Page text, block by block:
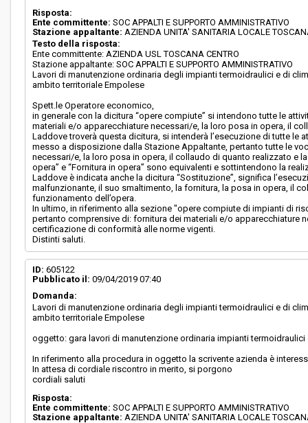
Risposta:
Ente committente: SOC APPALTI E SUPPORTO AMMINISTRATIVO
Stazione appaltante: AZIENDA UNITA' SANITARIA LOCALE
Testo della risposta:
Ente committente: AZIENDA USL TOSCANA CENTRO
Stazione appaltante: SOC APPALTI E SUPPORTO AMMINISTRATIVO
Lavori di manutenzione ordinaria degli impianti termoidraulici e di
ambito territoriale Empolese
Spett.le Operatore economico,
in generale con la dicitura “opere compiute” si intendono tutte le
materiali e/o apparecchiature necessari/e, la loro posa in opera, il
Laddove troverà questa dicitura, si intenderà l’esecuzione di tutte le
messo a disposizione dalla Stazione Appaltante, pertanto tutte le
necessari/e, la loro posa in opera, il collaudo di quanto realizzato e
opera” e “Fornitura in opera” sono equivalenti e sottintendono la
Laddove è indicata anche la dicitura “Sostituzione”, significa
malfunzionante, il suo smaltimento, la fornitura, la posa in opera, il
funzionamento dell’opera.
In ultimo, in riferimento alla sezione "opere compiute di impianti di
pertanto comprensive di: fornitura dei materiali e/o apparecchiature
certificazione di conformità alle norme vigenti.
Distinti saluti.
ID: 605122
Pubblicato il: 09/04/2019 07:40
Domanda:
Lavori di manutenzione ordinaria degli impianti termoidraulici e di
ambito territoriale Empolese
oggetto: gara lavori di manutenzione ordinaria impianti termoidraulici
In riferimento alla procedura in oggetto la scrivente azienda è
In attesa di cordiale riscontro in merito, si porgono
cordiali saluti
Risposta:
Ente committente: SOC APPALTI E SUPPORTO AMMINISTRATIVO
Stazione appaltante: AZIENDA UNITA' SANITARIA LOCALE